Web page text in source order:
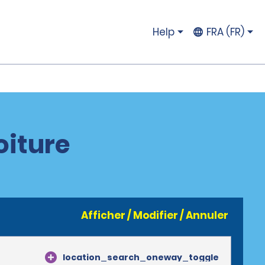
Help FRA (FR)
Afficher / Modifier / Annuler
location_search_oneway_toggle